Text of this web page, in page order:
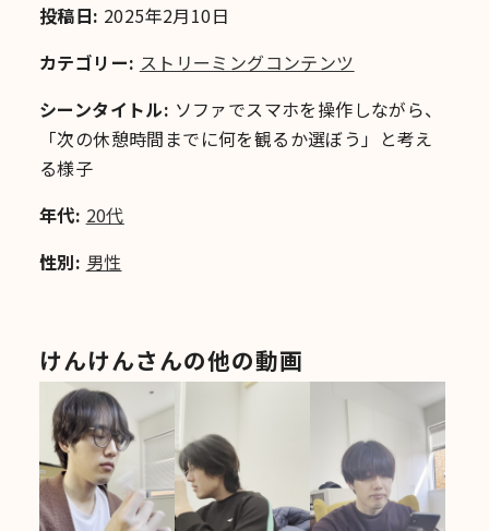
投稿日: 2025年2月10日
カテゴリー: ストリーミングコンテンツ
シーンタイトル: ソファでスマホを操作しながら、
「次の休憩時間までに何を観るか選ぼう」と考え
る様子
年代: 20代
性別: 男性
けんけんさんの他の動画